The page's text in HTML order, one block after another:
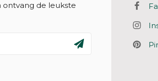
ontvang de leukste